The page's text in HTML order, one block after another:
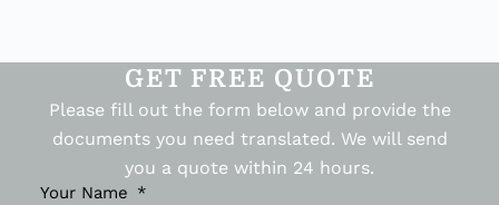
GET FREE QUOTE
Please fill out the form below and provide the
documents you need translated. We will send
you a quote within 24 hours.
Your Name